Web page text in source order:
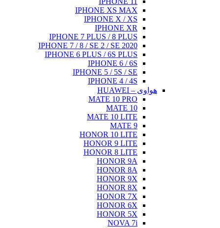
IPHONE XS MAX
IPHONE X / XS
IPHONE XR
IPHONE 7 PLUS / 8 PLUS
IPHONE 7 / 8 / SE 2 / SE 2020
IPHONE 6 PLUS / 6S PLUS
IPHONE 6 / 6S
IPHONE 5 / 5S / SE
IPHONE 4 / 4S
هواوی – HUAWEI
MATE 10 PRO
MATE 10
MATE 10 LITE
MATE 9
HONOR 10 LITE
HONOR 9 LITE
HONOR 8 LITE
HONOR 9A
HONOR 8A
HONOR 9X
HONOR 8X
HONOR 7X
HONOR 6X
HONOR 5X
NOVA 7i